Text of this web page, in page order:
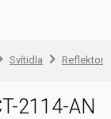
Svítidla
2114-AN